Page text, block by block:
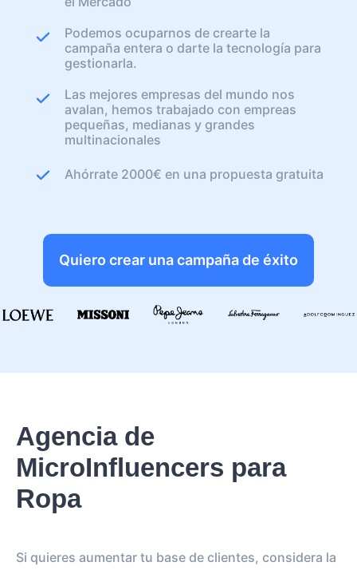
Podemos ocuparnos de crearte la
campaña entera o darte la tecnología para
gestionarla.
Las mejores empresas del mundo nos
avalan, hemos trabajado con empreas
pequeñas, medianas y grandes
multinacionales
Ahórrate 2000€ en una propuesta gratuita
Quiero crear una campaña de éxito
Agencia de
MicroInfluencers para
Ropa
Si quieres aumentar tu base de clientes, considera la